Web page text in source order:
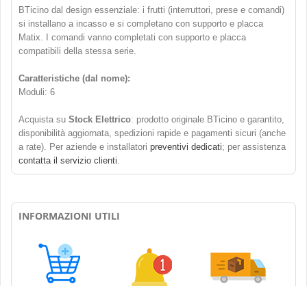
BTicino dal design essenziale: i frutti (interruttori, prese e comandi)
si installano a incasso e si completano con supporto e placca
Matix. I comandi vanno completati con supporto e placca
compatibili della stessa serie.
Caratteristiche (dal nome):
Moduli: 6
Acquista su Stock Elettrico: prodotto originale BTicino e garantito,
disponibilità aggiornata, spedizioni rapide e pagamenti sicuri (anche
a rate). Per aziende e installatori preventivi dedicati; per assistenza
contatta il servizio clienti.
INFORMAZIONI UTILI